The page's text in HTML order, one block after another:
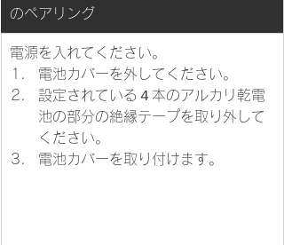
のペアリング
電源を入れてください。
​電池カバーを外してください。
設定されている４本のアルカリ乾電
池の部分の絶縁テープを取り外して
ください。
電池カバーを取り付けます。